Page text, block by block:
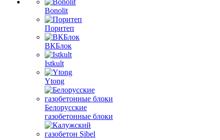
Bonolit
Поритеп
ВКБлок
Istkult
Ytong
Белорусские
газобетонные блоки